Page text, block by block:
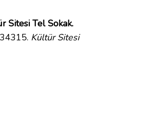
Sitesi Tel Sokak.
Kültür Sitesi